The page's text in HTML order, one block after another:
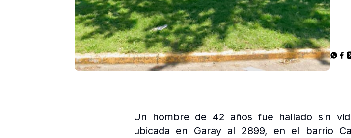
Un hombre de 42 años fue hallado sin
ubicada en Garay al 2899, en el barrio